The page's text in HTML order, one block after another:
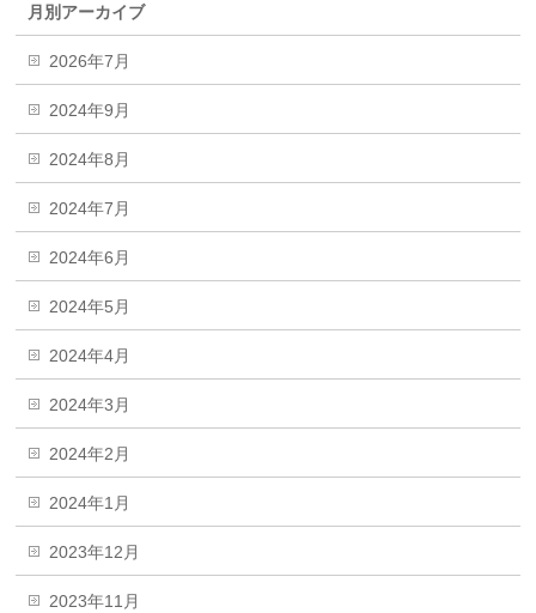
月別アーカイブ
2026年7月
2024年9月
2024年8月
2024年7月
2024年6月
2024年5月
2024年4月
2024年3月
2024年2月
2024年1月
2023年12月
2023年11月